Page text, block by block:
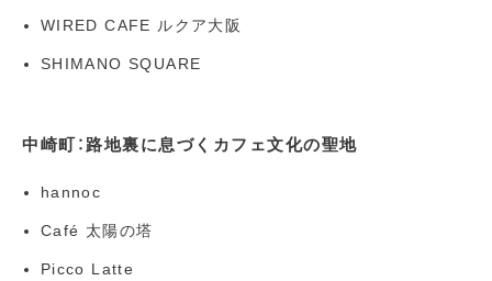
WIRED CAFE ルクア大阪
SHIMANO SQUARE
中崎町：路地裏に息づくカフェ文化の聖地
hannoc
Café 太陽の塔
Picco Latte